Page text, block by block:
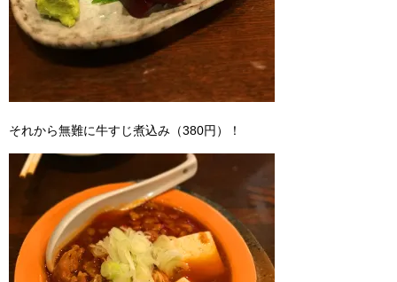
それから無難に牛すじ煮込み（380円）！